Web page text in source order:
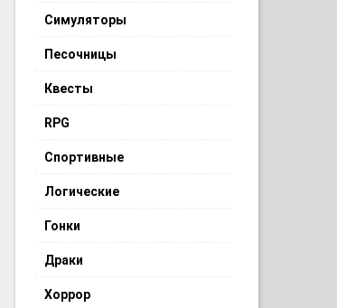
Симуляторы
Песочницы
Квесты
RPG
Спортивные
Логические
Гонки
Драки
Хоррор